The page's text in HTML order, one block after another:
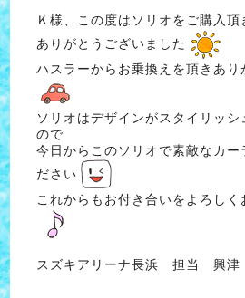
Ｋ様、この度はソリオをご購入頂
ありがとうございました
ハスラーからお乗換えを頂きあり
ソリオはデザインがスタイリッ
ので
今日からこのソリオで素敵なカー
ださい
これからもお付き合いをよろしく
スズキアリーナ長浜 担当 興